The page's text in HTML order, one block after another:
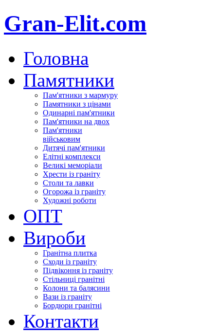
Gran-Elit.com
Головна
Памятники
Пам'ятники з мармуру
Памятники з цінами
Одинарні пам'ятники
Пам'ятники на двох
Пам'ятники
військовим
Дитячі пам'ятники
Елітні комплекси
Великі меморіали
Хрести із граніту
Столи та лавки
Огорожа із граніту
Художні роботи
ОПТ
Вироби
Гранітна плитка
Сходи із граніту
Підвіконня із граніту
Стільниці гранітні
Колони та балясини
Вази із граніту
Бордюри гранітні
Контакти